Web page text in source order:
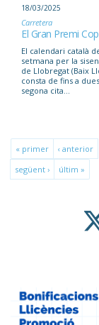
18/03/2025
Carretera
El Gran Premi
El calendari català
setmana per la
de Llobregat (Baix
consta de fins a
segona cita...
« primer ‹ anterior
següent ›
últim »